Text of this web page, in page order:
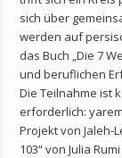
sich über
werden auf
das Buch „Die 7
und beruflichen
Die Teilnahme ist
erforderlich:
Projekt von Jaleh-
103“ von Julia